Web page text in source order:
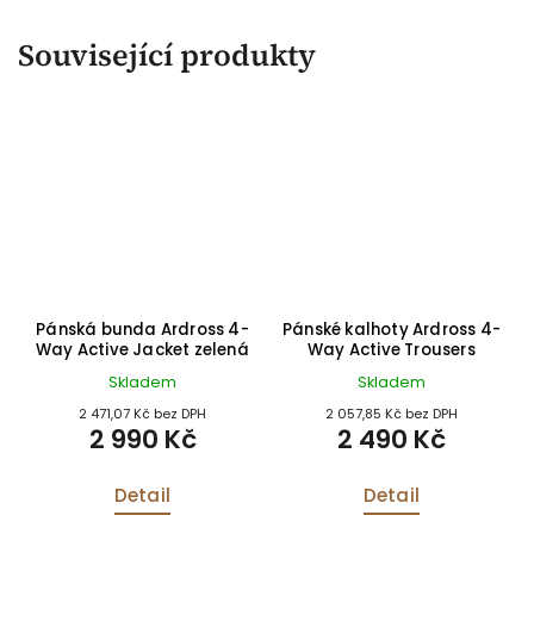
Související produkty
Pánská bunda Ardross 4-
Way Active Jacket zelená
Skladem
2 471,07 Kč bez DPH
2 990 Kč
Detail
Pánské kalhoty Ardross 4-
Way Active Trousers
Skladem
2 057,85 Kč bez DPH
2 490 Kč
Detail